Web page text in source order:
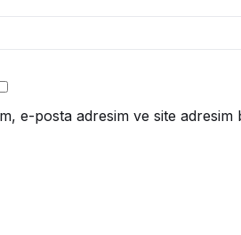
e-posta adresim ve site adresim